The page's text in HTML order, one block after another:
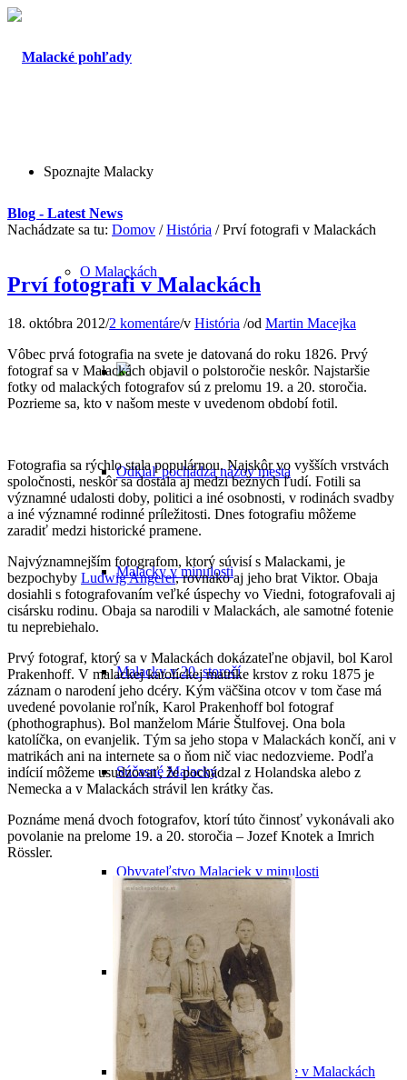
Spoznajte Malacky
O Malackách
Odkiaľ pochádza názov mesta
Malacky v minulosti
Malacky v 20. storočí
Súčasné Malacky
Obyvateľstvo Malaciek v minulosti
Významní malackí rodáci
Významné osobnosti pôsobiace v Malackách
Blog - Latest News
Nachádzate sa tu: Domov / História / Prví fotografi v Malackách
Prví fotografi v Malackách
18. októbra 2012/2 komentáre/v História /od Martin Macejka
Vôbec prvá fotografia na svete je datovaná do roku 1826. Prvý
fotograf sa v Malackách objavil o polstoročie neskôr. Najstaršie
fotky od malackých fotografov sú z prelomu 19. a 20. storočia.
Pozrieme sa, kto v našom meste v uvedenom období fotil.
Fotografia sa rýchlo stala populárnou. Najskôr vo vyšších vrstvách
spoločnosti, neskôr sa dostala aj medzi bežných ľudí. Fotili sa
významné udalosti doby, politici a iné osobnosti, v rodinách svadby
a iné významné rodinné príležitosti. Dnes fotografiu môžeme
zaradiť medzi historické pramene.
Najvýznamnejším fotografom, ktorý súvisí s Malackami, je
bezpochyby Ludwig Angerer, rovnako aj jeho brat Viktor. Obaja
dosiahli s fotografovaním veľké úspechy vo Viedni, fotografovali aj
cisársku rodinu. Obaja sa narodili v Malackách, ale samotné fotenie
tu neprebiehalo.
Prvý fotograf, ktorý sa v Malackách dokázateľne objavil, bol Karol
Prakenhoff. V malackej katolíckej matrike krstov z roku 1875 je
záznam o narodení jeho dcéry. Kým väčšina otcov v tom čase má
uvedené povolanie roľník, Karol Prakenhoff bol fotograf
(phothographus). Bol manželom Márie Štulfovej. Ona bola
katolíčka, on evanjelik. Tým sa jeho stopa v Malackách končí, ani v
matrikách ani na internete sa o ňom nič viac nedozvieme. Podľa
indícií môžeme usudzovať, že pochádzal z Holandska alebo z
Nemecka a v Malackách strávil len krátky čas.
Poznáme mená dvoch fotografov, ktorí túto činnosť vykonávali ako
povolanie na prelome 19. a 20. storočia – Jozef Knotek a Imrich
Rössler.